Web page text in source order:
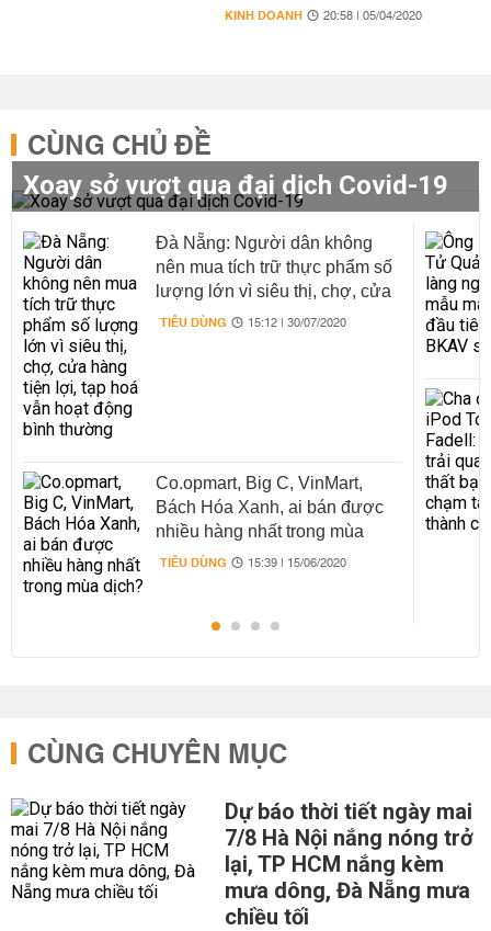
KINH DOANH 20:58 | 05/04/2020
CÙNG CHỦ ĐỀ
Xoay sở vượt qua đại dịch Covid-19
Đà Nẵng: Người dân không
nên mua tích trữ thực phẩm số
lượng lớn vì siêu thị, chợ, cửa
hàng tiện lợi, tạp hoá vẫn hoạt
TIÊU DÙNG 15:12 | 30/07/2020
Co.opmart, Big C, VinMart,
Bách Hóa Xanh, ai bán được
nhiều hàng nhất trong mùa
dịch?
TIÊU DÙNG 15:39 | 15/06/2020
CÙNG CHUYÊN MỤC
Dự báo thời tiết ngày mai
7/8 Hà Nội nắng nóng trở
lại, TP HCM nắng kèm
mưa dông, Đà Nẵng mưa
chiều tối